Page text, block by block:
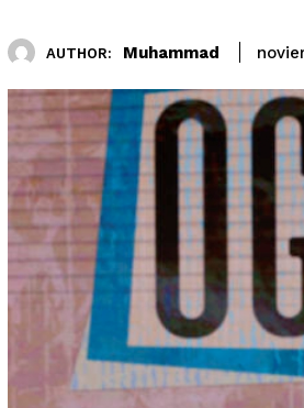
AUTHOR: Muhammad